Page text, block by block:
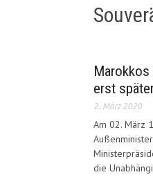
Marokkos
erst
2. März 2020
Am 02. März
die